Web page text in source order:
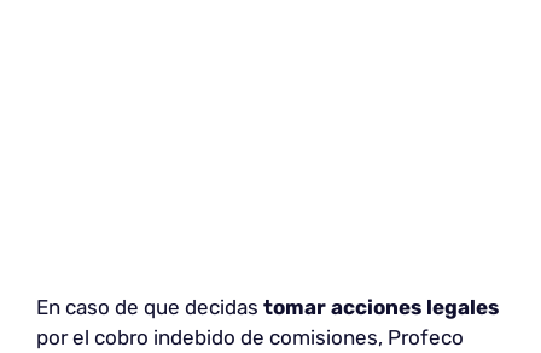
En caso de que decidas tomar acciones legales
por el cobro indebido de comisiones, Profeco